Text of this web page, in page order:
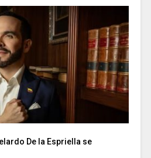
De la Espriella se